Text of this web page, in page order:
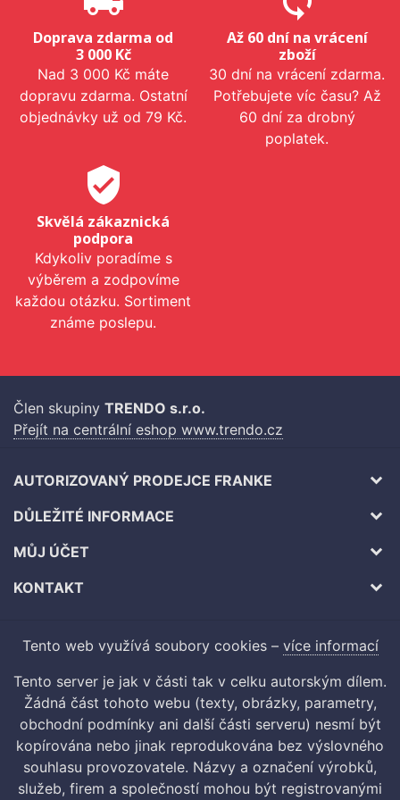
Doprava zdarma od
3 000 Kč
Nad 3 000 Kč máte
dopravu zdarma. Ostatní
objednávky už od 79 Kč.
Až 60 dní na vrácení
zboží
30 dní na vrácení zdarma.
Potřebujete víc času? Až
60 dní za drobný
poplatek.
verified_user
Skvělá zákaznická
podpora
Kdykoliv poradíme s
výběrem a zodpovíme
každou otázku. Sortiment
známe poslepu.
Člen skupiny TRENDO s.r.o.
Přejít na centrální eshop www.trendo.cz
AUTORIZOVANÝ PRODEJCE FRANKE
DŮLEŽITÉ INFORMACE
MŮJ ÚČET
KONTAKT
Tento web využívá soubory cookies – více informací
Tento server je jak v části tak v celku autorským dílem.
Žádná část tohoto webu (texty, obrázky, parametry,
obchodní podmínky ani další části serveru) nesmí být
kopírována nebo jinak reprodukována bez výslovného
souhlasu provozovatele. Názvy a označení výrobků,
služeb, firem a společností mohou být registrovanými